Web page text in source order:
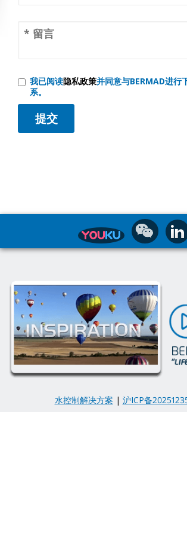
我已阅读隐私政策并同意与BERMAD进行
系。
水控制解决方案 | 沪ICP备